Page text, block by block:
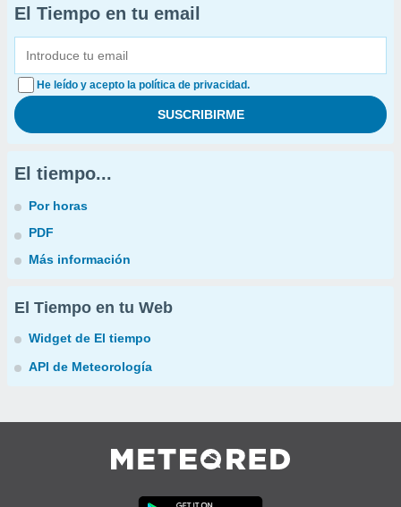
El Tiempo en tu email
He leído y acepto la política de privacidad.
El tiempo...
Por horas
PDF
Más información
El Tiempo en tu Web
Widget de El tiempo
API de Meteorología